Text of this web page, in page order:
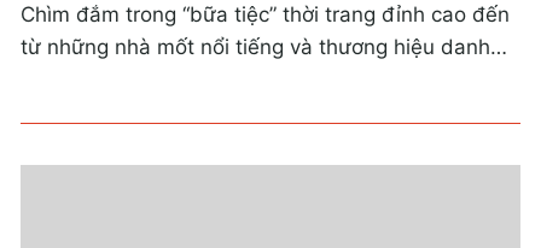
Chìm đắm trong “bữa tiệc” thời trang đỉnh cao đến
từ những nhà mốt nổi tiếng và thương hiệu danh…